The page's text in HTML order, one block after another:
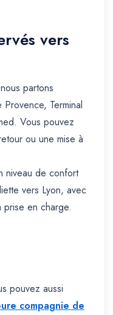
vers
partons
Terminal
Vous pouvez
ou une mise à
niveau de confort
vers Lyon, avec
prise en charge.
pouvez aussi
compagnie de